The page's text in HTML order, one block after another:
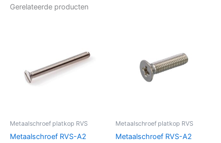
Gerelateerde producten
Metaalschroef platkop RVS
Metaalschroef RVS-A2
Metaalschroef platkop RVS
Metaalschroef RVS-A2